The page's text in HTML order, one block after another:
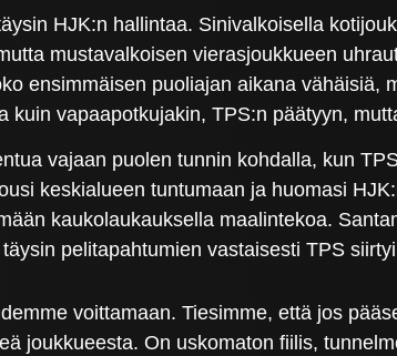
HJK:n hallintaa. Sinivalkoisella
mustavalkoisen vierasjoukkueen
ensimmäisen puoliajan aikana
kuin vapaapotkujakin, TPS:n päätyyn,
vajaan puolen tunnin kohdalla, kun
keskialueen tuntumaan ja huomasi
kaukolaukauksella maalintekoa.
pelitapahtumien vastaisesti TPS
voittamaan. Tiesimme, että jos
joukkueesta. On uskomaton fiilis,